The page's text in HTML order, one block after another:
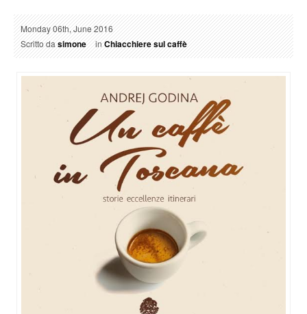
Monday 06th, June 2016
Scritto dasimone inChiacchiere sul caffè